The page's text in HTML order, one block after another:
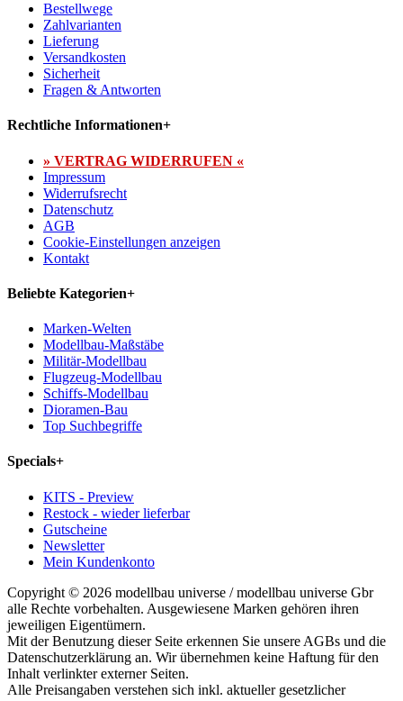
Bestellwege
Zahlvarianten
Lieferung
Versandkosten
Sicherheit
Fragen & Antworten
Rechtliche Informationen+
» VERTRAG WIDERRUFEN «
Impressum
Widerrufsrecht
Datenschutz
AGB
Cookie-Einstellungen anzeigen
Kontakt
Beliebte Kategorien+
Marken-Welten
Modellbau-Maßstäbe
Militär-Modellbau
Flugzeug-Modellbau
Schiffs-Modellbau
Dioramen-Bau
Top Suchbegriffe
Specials+
KITS - Preview
Restock - wieder lieferbar
Gutscheine
Newsletter
Mein Kundenkonto
Copyright © 2026 modellbau universe / modellbau universe Gbr
alle Rechte vorbehalten. Ausgewiesene Marken gehören ihren
jeweiligen Eigentümern.
Mit der Benutzung dieser Seite erkennen Sie unsere AGBs und die
Datenschutzerklärung an. Wir übernehmen keine Haftung für den
Inhalt verlinkter externer Seiten.
Alle Preisangaben verstehen sich inkl. aktueller gesetzlicher